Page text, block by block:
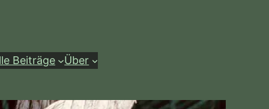
Beiträge Über